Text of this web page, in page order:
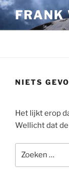
Ga
naar
de
FRANK
NIETS
Het lijkt erop
Wellicht dat
naar: